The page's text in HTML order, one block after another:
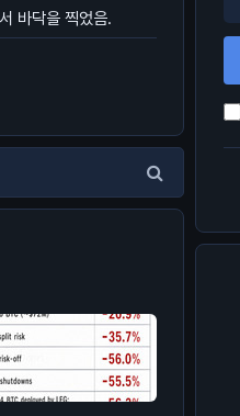
바닥을 찍었음.